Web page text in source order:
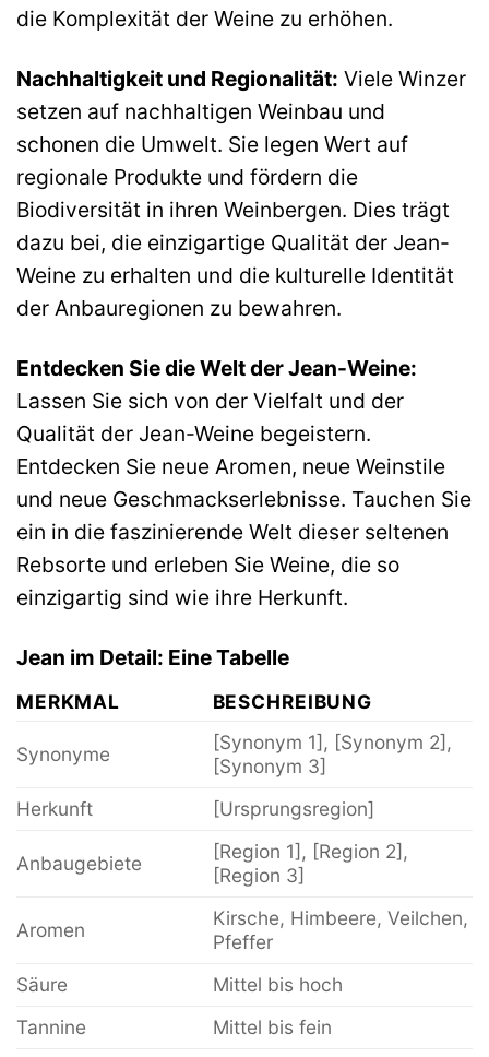
die Komplexität der Weine zu erhöhen.
Nachhaltigkeit und Regionalität: Viele Winzer
setzen auf nachhaltigen Weinbau und
schonen die Umwelt. Sie legen Wert auf
regionale Produkte und fördern die
Biodiversität in ihren Weinbergen. Dies trägt
dazu bei, die einzigartige Qualität der Jean-
Weine zu erhalten und die kulturelle Identität
der Anbauregionen zu bewahren.
Entdecken Sie die Welt der Jean-Weine:
Lassen Sie sich von der Vielfalt und der
Qualität der Jean-Weine begeistern.
Entdecken Sie neue Aromen, neue Weinstile
und neue Geschmackserlebnisse. Tauchen Sie
ein in die faszinierende Welt dieser seltenen
Rebsorte und erleben Sie Weine, die so
einzigartig sind wie ihre Herkunft.
Jean im Detail: Eine Tabelle
MERKMAL BESCHREIBUNG
Synonyme
[Synonym 1], [Synonym 2],
[Synonym 3]
Herkunft
[Ursprungsregion]
Anbaugebiete
[Region 1], [Region 2],
[Region 3]
Aromen
Kirsche, Himbeere, Veilchen,
Pfeffer
Säure
Mittel bis hoch
Tannine
Mittel bis fein